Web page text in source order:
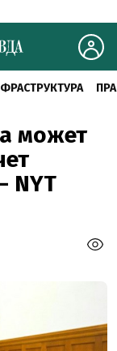
может
NYT